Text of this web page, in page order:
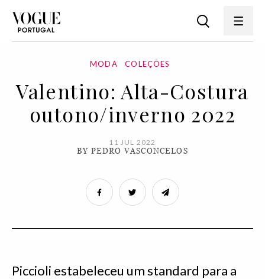
MODA COLEÇÕES
Valentino: Alta-Costura
outono/inverno 2022
11 JUL 2022
BY PEDRO VASCONCELOS
Piccioli estabeleceu um standard para a